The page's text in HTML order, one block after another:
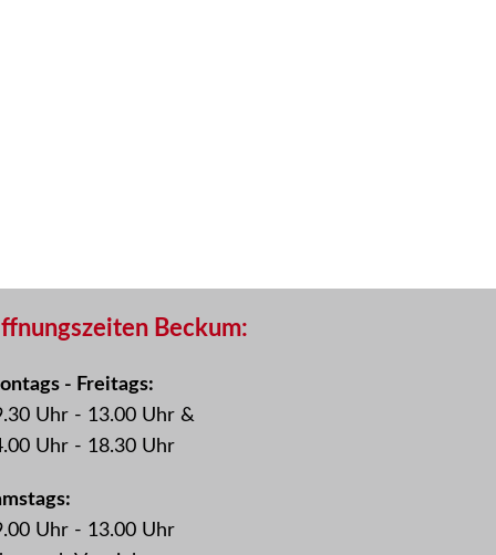
Beckum:
- Freitags:
Uhr - 13.00 Uhr &
Uhr - 18.30 Uhr
Uhr - 13.00 Uhr